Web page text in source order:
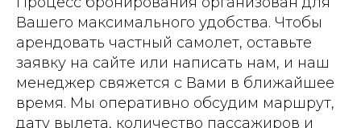
Вашего максимального удобства. Чтобы
арендовать частный самолет, оставьте
заявку на сайте или написать нам, и наш
менеджер свяжется с Вами в ближайшее
время. Мы оперативно обсудим маршрут,
дату вылета, количество пассажиров и